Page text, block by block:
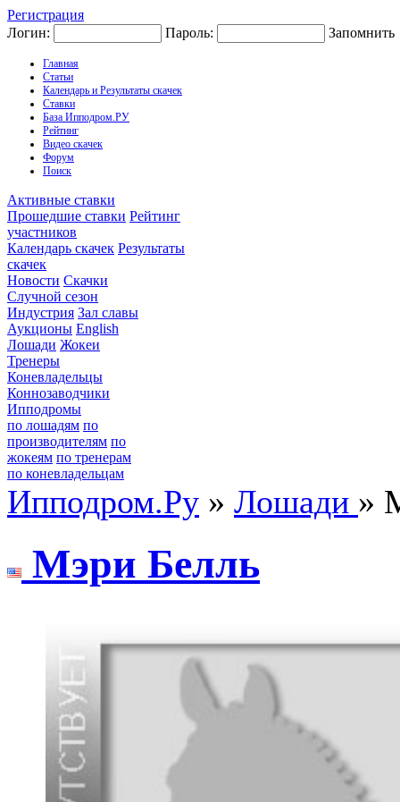
Регистрация
Логин:
Пароль: Запомнить
Главная
Статьи
Календарь и Результаты скачек
Ставки
База Ипподром.РУ
Рейтинг
Видео скачек
Форум
Поиск
Активные ставки
Прошедшие ставки Рейтинг
участников
Календарь скачек Результаты
скачек
Новости Скачки
Случной сезон
Индустрия Зал славы
Аукционы English
Лошади Жокеи
Тренеры
Коневладельцы
Коннозаводчики
Ипподромы
по лошадям по
производителям по
жокеям по тренерам
по коневладельцам
Ипподром.Ру » Лошади »
Мэри Бeлль